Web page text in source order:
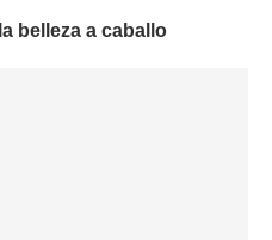
belleza a caballo